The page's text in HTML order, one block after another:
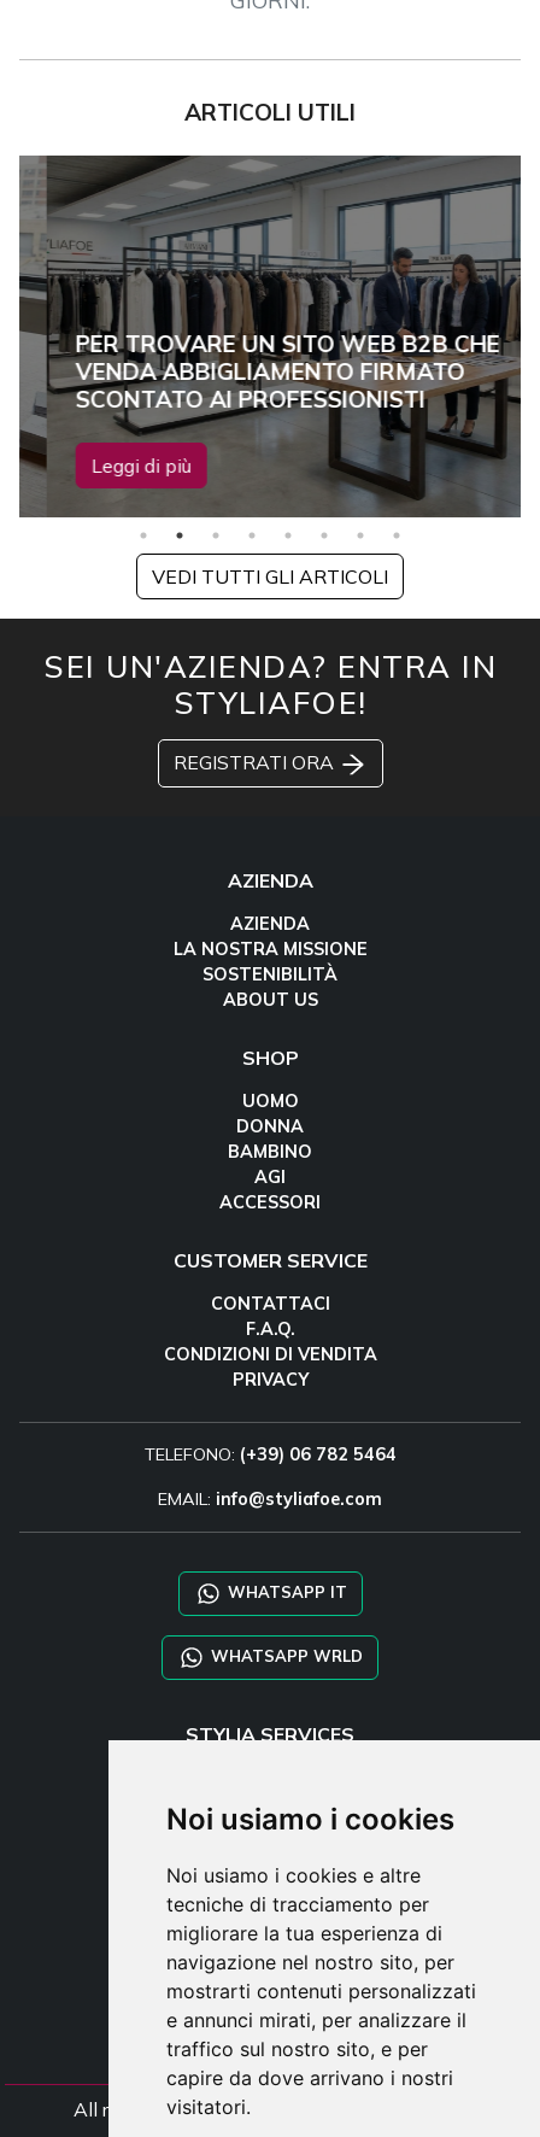
Noi usiamo i cookies
Noi usiamo i cookies e altre
tecniche di tracciamento per
migliorare la tua esperienza di
navigazione nel nostro sito, per
mostrarti contenuti personalizzati
e annunci mirati, per analizzare il
traffico sul nostro sito, e per
capire da dove arrivano i nostri
visitatori.
ARTICOLI UTILI
PER TROVARE UN SITO WEB B2B CHE
VENDA ABBIGLIAMENTO FIRMATO
SCONTATO AI PROFESSIONISTI
Leggi di più
VEDI TUTTI GLI ARTICOLI
SEI UN'AZIENDA? ENTRA IN
STYLIAFOE!
REGISTRATI ORA
AZIENDA
AZIENDA
LA NOSTRA MISSIONE
SOSTENIBILITÀ
ABOUT US
SHOP
UOMO
DONNA
BAMBINO
AGI
ACCESSORI
CUSTOMER SERVICE
CONTATTACI
F.A.Q.
CONDIZIONI DI VENDITA
PRIVACY
TELEFONO: (+39) 06 782 5464
EMAIL: info@styliafoe.com
WHATSAPP IT
WHATSAPP WRLD
STYLIA SERVICES
TAYLOR MADE ORDERS
DROPSHIPPING
UTENTE
REGISTRATI
ACCEDI
CARRELLO
All rights Styliafoe s.r.l. © 2025 - Partiva IVA